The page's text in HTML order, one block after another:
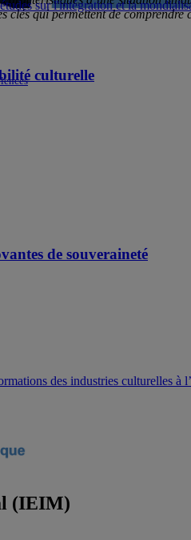
clés qui permettent de
sur l'intégration et la
culturelle
de souveraineté
des industries culturelles
(IEIM)